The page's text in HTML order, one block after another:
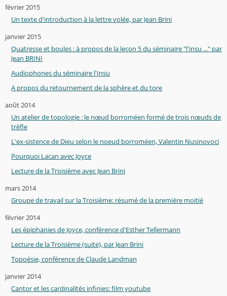
février 2015
Un texte d'introduction à la lettre volée, par Jean Brini
janvier 2015
Quatresse et boules : à propos de la leçon 5 du séminaire "l'insu ..." par
Jean BRINI
Audiophones du séminaire l'Insu
A propos du retournement de la sphère et du tore
août 2014
Un atelier de topologie : le nœud borroméen formé de trois nœuds de
trèfle
L'ex-sistence de Dieu selon le noeud borroméen, Valentin Nusinovoci
Pourquoi Lacan avec Joyce
Lecture de la Troisième avec Jean Brini
mars 2014
Groupe de travail sur la Troisième: résumé de la première moitié
février 2014
Les épiphanies de Joyce, conférence d'Esther Tellermann
Lecture de la Troisième (suite), par Jean Brini
Topoésie, conférence de Claude Landman
janvier 2014
Cantor et les cardinalités infinies: film youtube